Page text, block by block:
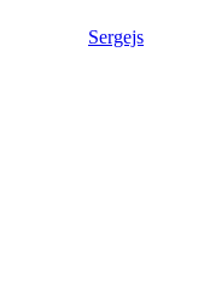
Sergejs